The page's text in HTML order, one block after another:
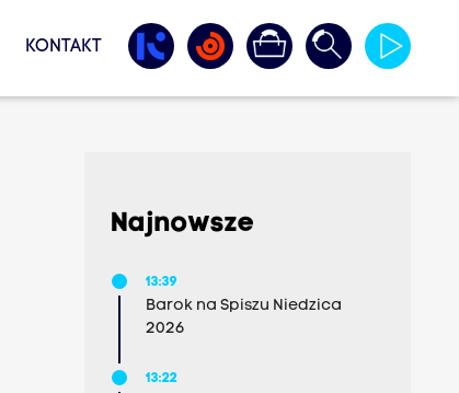
KONTAKT
Najnowsze
13:39
Barok na Spiszu Niedzica
2026
13:22